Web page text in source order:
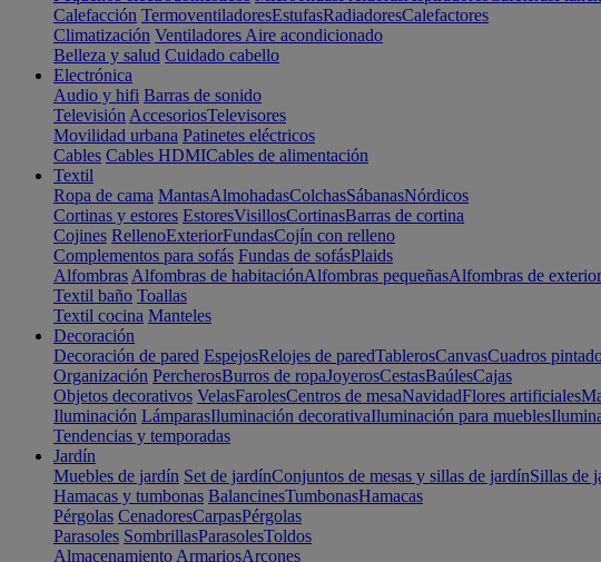
Calefacción TermoventiladoresEstufasRadiadoresCalefactores
Climatización Ventiladores Aire acondicionado
Belleza y salud Cuidado cabello
Electrónica
Audio y hifi Barras de sonido
Televisión AccesoriosTelevisores
Movilidad urbana Patinetes eléctricos
Cables Cables HDMICables de alimentación
Textil
Ropa de cama MantasAlmohadasColchasSábanasNórdicos
Cortinas y estores EstoresVisillosCortinasBarras de cortina
Cojines RellenoExteriorFundasCojín con relleno
Complementos para sofás Fundas de sofásPlaids
Alfombras Alfombras de habitaciónAlfombras pequeñasAlfombras de exterior
Textil baño Toallas
Textil cocina Manteles
Decoración
Decoración de pared EspejosRelojes de paredTablerosCanvasCuadros
Organización PercherosBurros de ropaJoyerosCestasBaúlesCajas
Objetos decorativos VelasFarolesCentros de mesaNavidadFlores artificiales
Iluminación LámparasIluminación decorativaIluminación para muebles
Tendencias y temporadas
Jardín
Muebles de jardín Set de jardínConjuntos de mesas y sillas de jardínSillas de
Hamacas y tumbonas BalancinesTumbonasHamacas
Pérgolas CenadoresCarpasPérgolas
Parasoles SombrillasParasolesToldos
Almacenamiento ArmariosArcones